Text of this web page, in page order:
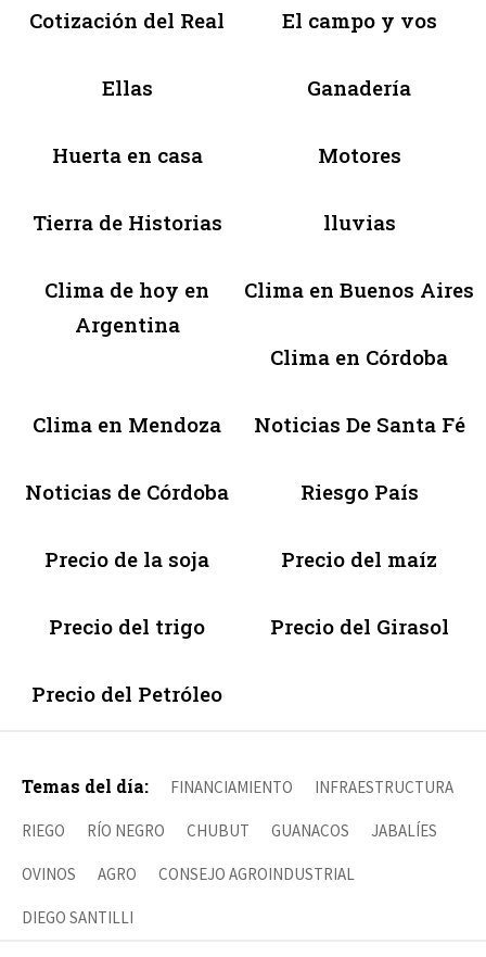
Cotización del Real El campo y vos
Ellas Ganadería
Huerta en casa Motores
Tierra de Historias lluvias
Clima de hoy en
Argentina
Clima en Buenos Aires
Clima en Córdoba
Clima en Mendoza Noticias De Santa Fé
Noticias de Córdoba Riesgo País
Precio de la soja Precio del maíz
Precio del trigo Precio del Girasol
Precio del Petróleo
Temas del día: FINANCIAMIENTO INFRAESTRUCTURA
RIEGO RÍO NEGRO CHUBUT GUANACOS JABALÍES
OVINOS AGRO CONSEJO AGROINDUSTRIAL
DIEGO SANTILLI